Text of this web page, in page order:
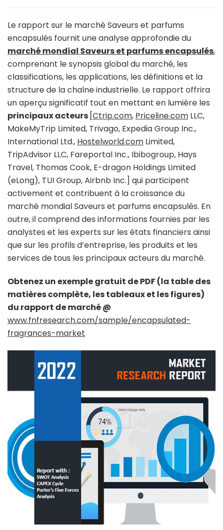
Le rapport sur le marché Saveurs et parfums
encapsulés fournit une analyse approfondie du
marché mondial Saveurs et parfums encapsulés,
comprenant le synopsis global du marché, les
classifications, les applications, les définitions et la
structure de la chaîne industrielle. Le rapport offrira
un aperçu significatif tout en mettant en lumière les
principaux acteurs [Ctrip.com, Priceline.com LLC,
MakeMyTrip Limited, Trivago, Expedia Group Inc.,
International Ltd., Hostelworld.com Limited,
TripAdvisor LLC, Fareportal Inc., Ibibogroup, Hays
Travel, Thomas Cook, E-dragon Holdings Limited
(eLong), TUI Group, Airbnb Inc.] qui participent
activement et contribuent à la croissance du
marché mondial Saveurs et parfums encapsulés. En
outre, il comprend des informations fournies par les
analystes et les experts sur les états financiers ainsi
que sur les profils d’entreprise, les produits et les
services de tous les principaux acteurs du marché.
Obtenez un exemple gratuit de PDF (la table des
matières complète, les tableaux et les figures)
du rapport de marché @
www.fnfresearch.com/sample/encapsulated-
fragrances-market